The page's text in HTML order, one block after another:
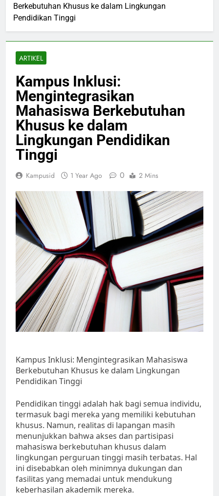
Berkebutuhan Khusus ke dalam Lingkungan
Pendidikan Tinggi
ARTIKEL
Kampus Inklusi:
Mengintegrasikan
Mahasiswa Berkebutuhan
Khusus ke dalam
Lingkungan Pendidikan
Tinggi
Kampusid 1 Year Ago 0 2 Mins
Kampus Inklusi: Mengintegrasikan Mahasiswa
Berkebutuhan Khusus ke dalam Lingkungan
Pendidikan Tinggi
Pendidikan tinggi adalah hak bagi semua individu,
termasuk bagi mereka yang memiliki kebutuhan
khusus. Namun, realitas di lapangan masih
menunjukkan bahwa akses dan partisipasi
mahasiswa berkebutuhan khusus dalam
lingkungan perguruan tinggi masih terbatas. Hal
ini disebabkan oleh minimnya dukungan dan
fasilitas yang memadai untuk mendukung
keberhasilan akademik mereka.